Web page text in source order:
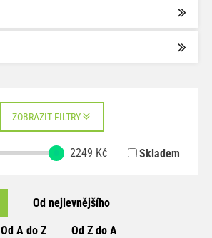
ZOBRAZIT FILTRY
2249 Kč Skladem
Od nejlevnějšího
Od A do Z Od Z do A